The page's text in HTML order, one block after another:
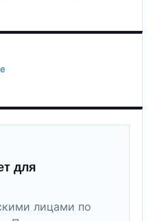
для
лицами по